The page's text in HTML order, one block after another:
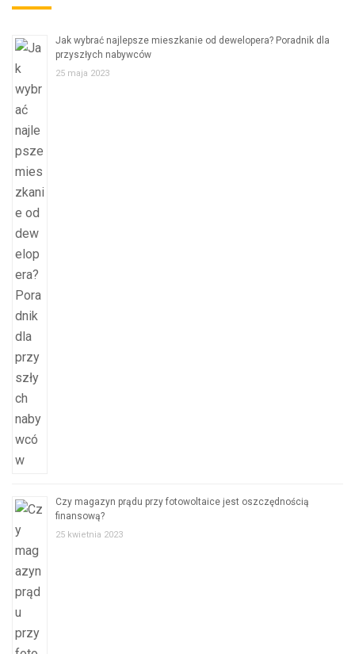
Jak wybrać najlepsze mieszkanie od dewelopera? Poradnik dla
przyszłych nabywców
25 maja 2023
Czy magazyn prądu przy fotowoltaice jest oszczędnością
finansową?
25 kwietnia 2023